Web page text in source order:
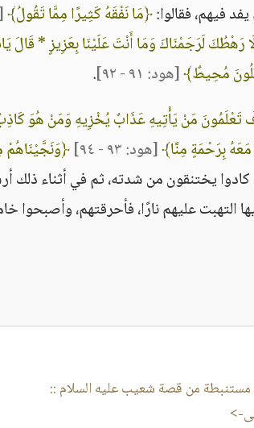
فيهم، فقالوا:﴿مَا نَفْقَهُ كَثِيرًا مِمَّا تَقُولُ﴾
رَهْطُكَ لَرَجَمْنَاكَ وَمَا أَنْتَ عَلَيْنَا بِعَزِيزٍ * قَالَ
مُحِيطٌ﴾[هود: ٩١ - ٩٢]
.
تَعْلَمُونَ مَنْ يَأْتِيهِ عَذَابٌ يُخْزِيهِ وَمَنْ هُوَ
مَعَهُ بِرَحْمَةٍ مِنَّا﴾[هود: ٩٣ - ٩٤]
﴿وَنَجَّيْنَاهُمْ
يختنقون من شدته، ثم في أثناء ذلك
التهبت عليهم نارًا، فأحرقتهم، وأصبحوا
مستنبطة من قصة شعيب عليه السلام ::
>